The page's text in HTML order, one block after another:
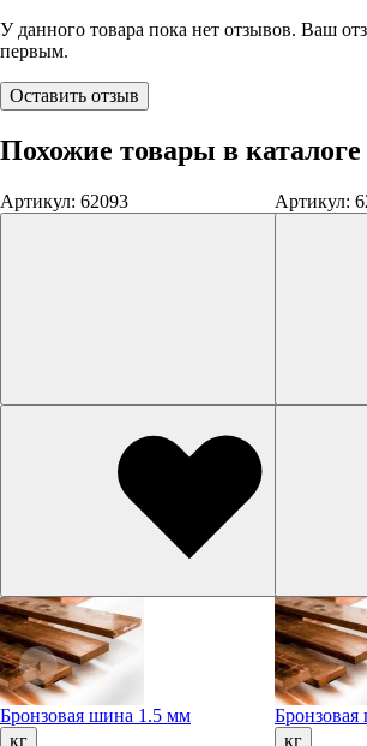
У данного товара пока нет отзывов. Ваш
первым.
Оставить отзыв
Похожие товары в каталоге
Артикул: 62093
Бронзовая шина 1.5 мм
кг
Артикул:
кг